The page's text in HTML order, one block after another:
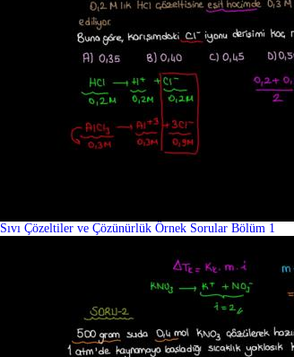
Sıvı Çözeltiler ve Çözünürlük Örnek Sorular Bölüm 1